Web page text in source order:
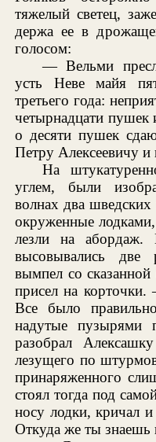
тяжелый светец,
держа ее в
голосом:
— Вельми
усть Неве майя
третьего года:
четырнадцати пушек
о десяти пушек
Петру Алексеевичу
На
углем, были
волнах два
окруженные
лезли на абордаж.
высовывались
вымпел со
присел на
Все было
надутые пузырями
разобрал
лезущего по
принаряженного
стоял тогда под
носу лодки, кричал
Откуда же ты